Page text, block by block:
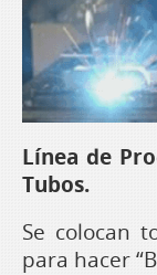
Línea de
Tubos.
Se colocan
para hacer